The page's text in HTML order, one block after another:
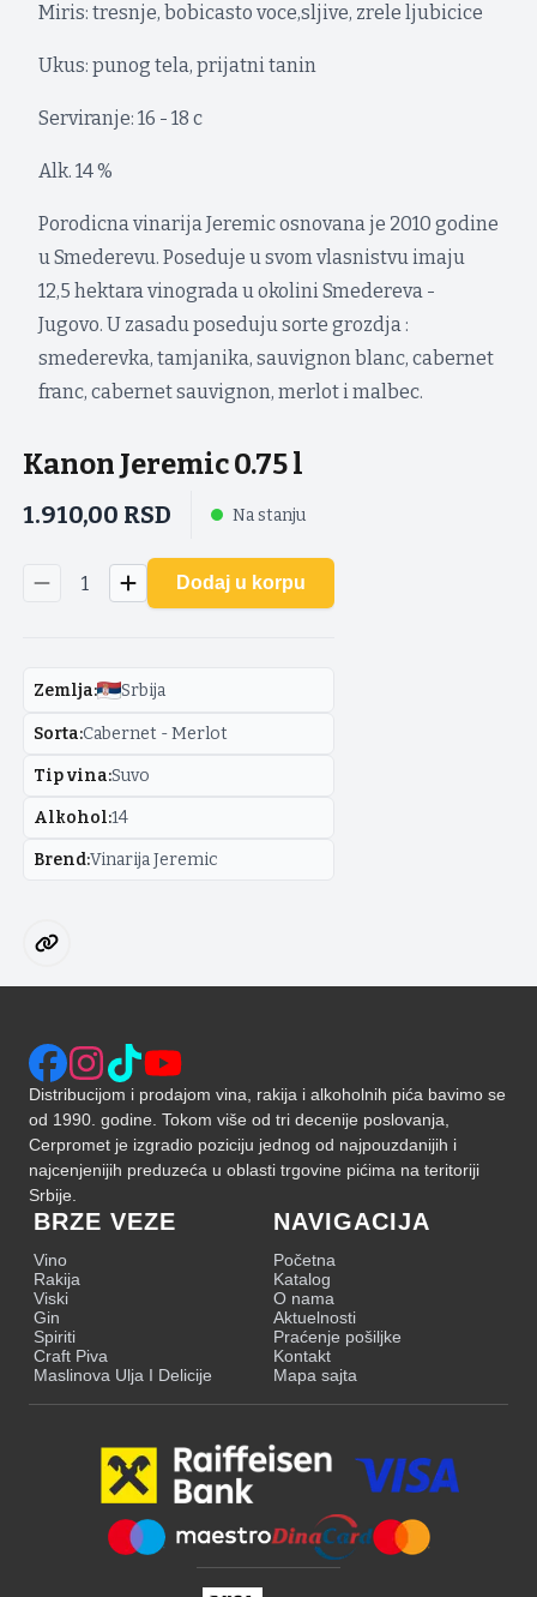
Miris: tresnje, bobicasto voce,sljive, zrele ljubicice
Ukus: punog tela, prijatni tanin
Serviranje: 16 - 18 c
Alk. 14 %
Porodicna vinarija Jeremic osnovana je 2010 godine
u Smederevu. Poseduje u svom vlasnistvu imaju
12,5 hektara vinograda u okolini Smedereva -
Jugovo. U zasadu poseduju sorte grozdja :
smederevka, tamjanika, sauvignon blanc, cabernet
franc, cabernet sauvignon, merlot i malbec.
Kanon Jeremic 0.75 l
1.910,00 RSD Na stanju
1 Dodaj u korpu
Zemlja: Srbija
Sorta:Cabernet - Merlot
Tip vina:Suvo
Alkohol:14
Brend:Vinarija Jeremic
Distribucijom i prodajom vina, rakija i alkoholnih pića bavimo se
od 1990. godine. Tokom više od tri decenije poslovanja,
Cerpromet je izgradio poziciju jednog od najpouzdanijih i
najcenjenijih preduzeća u oblasti trgovine pićima na teritoriji
Srbije.
BRZE VEZE
Vino
Rakija
Viski
Gin
Spiriti
Craft Piva
Maslinova Ulja I Delicije
NAVIGACIJA
Početna
Katalog
O nama
Aktuelnosti
Praćenje pošiljke
Kontakt
Mapa sajta